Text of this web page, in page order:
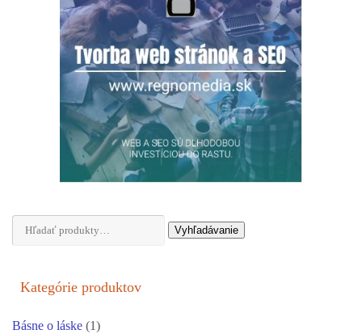
Hľadať: Vyhľadávanie
Kategórie produktov
Básne o láske (1)